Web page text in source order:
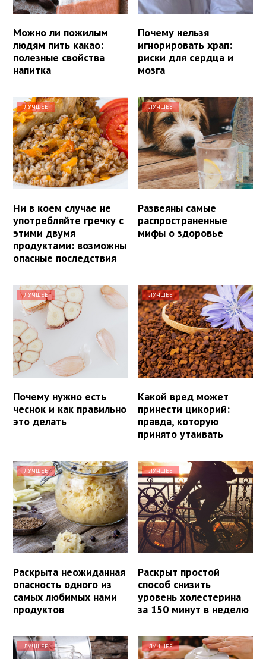
Можно ли пожилым
людям пить какао:
полезные свойства
напитка
Почему нельзя
игнорировать храп:
риски для сердца и
мозга
ЛУЧШЕЕ
Ни в коем случае не
употребляйте гречку с
этими двумя
продуктами: возможны
опасные последствия
ЛУЧШЕЕ
Развеяны самые
распространенные
мифы о здоровье
ЛУЧШЕЕ
Почему нужно есть
чеснок и как правильно
это делать
ЛУЧШЕЕ
Какой вред может
принести цикорий:
правда, которую
принято утаивать
ЛУЧШЕЕ
Раскрыта неожиданная
опасность одного из
самых любимых нами
продуктов
ЛУЧШЕЕ
Раскрыт простой
способ снизить
уровень холестерина
за 150 минут в неделю
ЛУЧШЕЕ ЛУЧШЕЕ